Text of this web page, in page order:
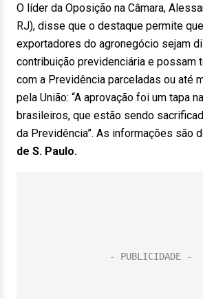
O líder da Oposição na Câmara,
RJ), disse que o destaque permite
exportadores do agronegócio sejam
contribuição previdenciária e possam
com a Previdência parceladas ou até
pela União: “A aprovação foi um tapa
brasileiros, que estão sendo
da Previdência”. As informações são
de S. Paulo.